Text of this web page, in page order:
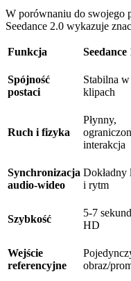
W porównaniu do swojego
Seedance 2.0 wykazuje
Funkcja Seedance
Spójność
postaci
Stabilna
klipach
Ruch i fizyka
Płynny,
interakcja
Synchronizacja
audio-wideo
Dokładny
i rytm
Szybkość
5-7
HD
Wejście
referencyjne
obraz/